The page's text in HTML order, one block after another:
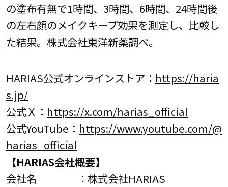
の塗布有無で1時間、3時間、6時間、24時間後
の左右顔のメイクキープ効果を測定し、比較し
た結果。株式会社東洋新薬調べ。
HARIAS公式オンラインストア： https://haria
s.jp/
公式Ｘ： https://x.com/harias_official
公式YouTube： https://www.youtube.com/@
harias_official
【HARIAS会社概要】
会社名 ：株式会社HARIAS